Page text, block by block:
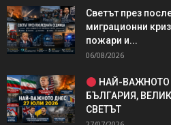
Светът през
миграционни
пожари и...
06/08/2026
НАЙ-
БЪЛГАРИЯ,
СВЕТЪТ